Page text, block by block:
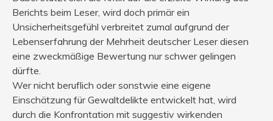
Berichts beim Leser, wird doch primär ein
Unsicherheitsgefühl verbreitet zumal aufgrund der
Lebenserfahrung der Mehrheit deutscher Leser diesen
eine zweckmäßige Bewertung nur schwer gelingen
dürfte.
Wer nicht beruflich oder sonstwie eine eigene
Einschätzung für Gewaltdelikte entwickelt hat, wird
durch die Konfrontation mit suggestiv wirkenden